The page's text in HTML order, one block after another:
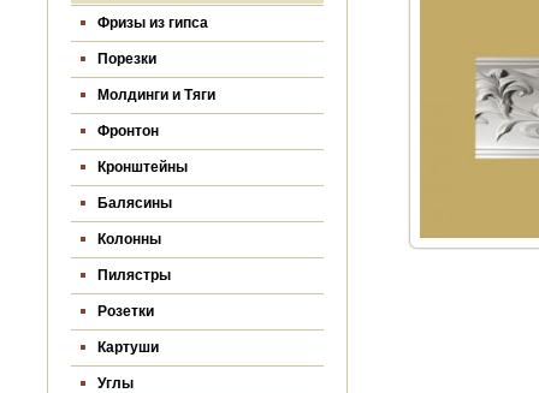
Фризы из гипса
Порезки
Молдинги и Тяги
Фронтон
Кронштейны
Балясины
Колонны
Пилястры
Розетки
Картуши
Углы